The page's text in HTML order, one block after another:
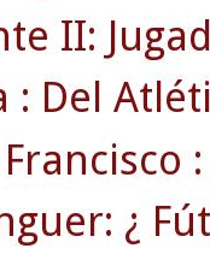
II:
: Del
Francisco
¿